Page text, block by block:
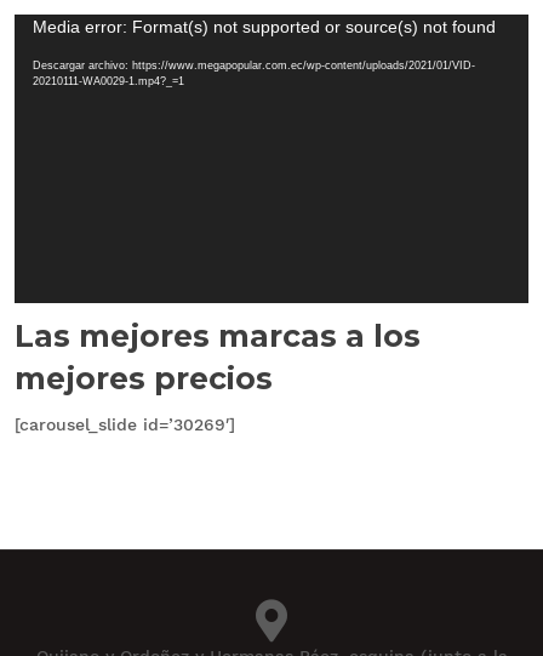
Reproductor
vídeo
Media error: Format(s) not supported or source(s) not found
Descargar archivo: https://www.megapopular.com.ec/wp-content/uploads/2021/01/VID-
20210111-WA0029-1.mp4?_=1
Las mejores marcas a los
mejores precios
[carousel_slide id=’30269′]